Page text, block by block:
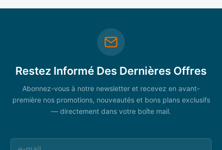
Restez Informé Des Dernières Offres
Abonnez-vous à notre newsletter et recevez en avant-
première nos promotions, nouveautés et bons plans exclusifs
— directement dans votre boîte mail.